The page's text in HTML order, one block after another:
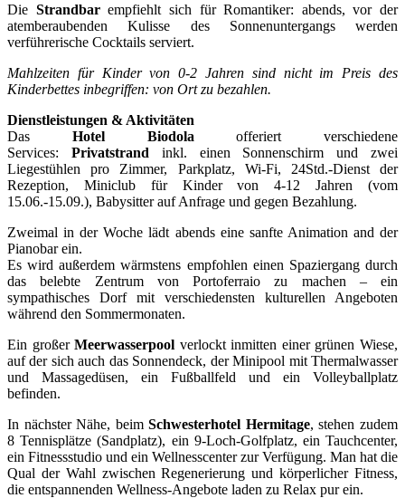
Die Strandbarempfiehlt sich für Romantiker: abends, vor der
atemberaubenden Kulisse des Sonnenuntergangs werden
verführerische Cocktails serviert.
Mahlzeiten für Kinder von 0-2 Jahren sind nicht im Preis des
Kinderbettes inbegriffen: von Ort zu bezahlen.
Dienstleistungen & Aktivitäten
Das Hotel Biodola offeriert verschiedene
Services: Privatstrand inkl. einen Sonnenschirm und zwei
Liegestühlen pro Zimmer, Parkplatz, Wi-Fi, 24Std.-Dienst der
Rezeption, Miniclub für Kinder von 4-12 Jahren (vom
15.06.-15.09.), Babysitter auf Anfrage und gegen Bezahlung.
Zweimal in der Woche lädt abends eine sanfte Animation and der
Pianobar ein.
Es wird außerdem wärmstens empfohlen einen Spaziergang durch
das belebte Zentrum von Portoferraio zu machen – ein
sympathisches Dorf mit verschiedensten kulturellen Angeboten
während den Sommermonaten.
Ein großerMeerwasserpool verlockt inmitten einer grünen Wiese,
auf der sich auch das Sonnendeck, der Minipool mit Thermalwasser
und Massagedüsen, ein Fußballfeld und ein Volleyballplatz
befinden.
In nächster Nähe, beimSchwesterhotel Hermitage, stehen zudem
8 Tennisplätze (Sandplatz), ein 9-Loch-Golfplatz, ein Tauchcenter,
ein Fitnessstudio und ein Wellnesscenter zur Verfügung. Man hat die
Qual der Wahl zwischen Regenerierung und körperlicher Fitness,
die entspannenden Wellness-Angebote laden zu Relax pur ein.